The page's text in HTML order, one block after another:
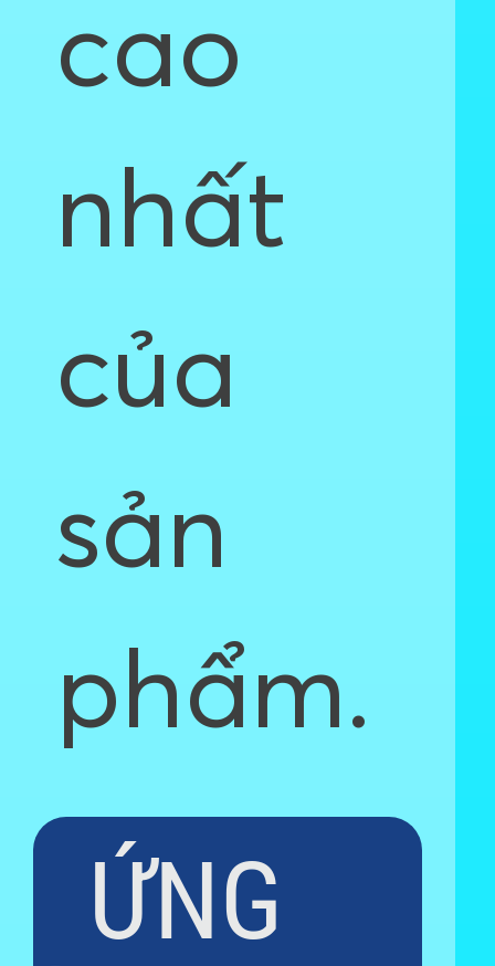
cao
nhất
của
sản
phẩm.
ỨNG